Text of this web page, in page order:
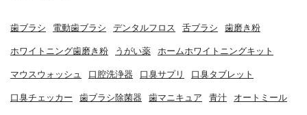
歯ブラシ 電動歯ブラシ デンタルフロス 舌ブラシ 歯磨き粉
ホワイトニング歯磨き粉 うがい薬 ホームホワイトニングキット
マウスウォッシュ 口腔洗浄器 口臭サプリ 口臭タブレット
口臭チェッカー 歯ブラシ除菌器 歯マニキュア 青汁 オートミール